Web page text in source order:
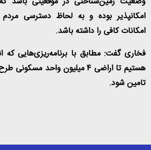
امکانپذیر بوده و به لحاظ دسترسی
امکانات کافی را داشته باشد.
فخاری گفت: مطابق با برنامه‌ریزی‌هایی که
هستیم تا اراضی ۴ میلیون واحد
تامین شود.